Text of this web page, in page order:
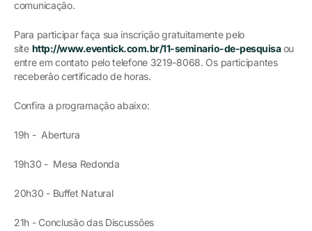
comunicação.
Para participar faça sua inscrição gratuitamente pelo
site http://www.eventick.com.br/11-seminario-de-pesquisaou
entre em contato pelo telefone 3219-8068. Os participantes
receberão certificado de horas.
Confira a programação abaixo:
19h - Abertura
19h30 - Mesa Redonda
20h30 - Buffet Natural
21h - Conclusão das Discussões